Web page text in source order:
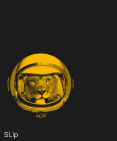
SLip